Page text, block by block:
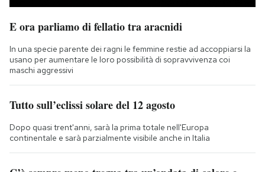
E ora parliamo di fellatio tra aracnidi
In una specie parente dei ragni le femmine restie ad accoppiarsi la
usano per aumentare le loro possibilità di sopravvivenza coi
maschi aggressivi
Tutto sull’eclissi solare del 12 agosto
Dopo quasi trent'anni, sarà la prima totale nell'Europa
continentale e sarà parzialmente visibile anche in Italia